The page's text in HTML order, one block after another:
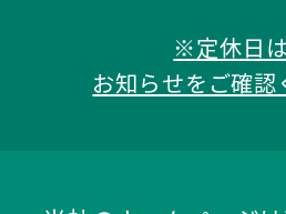
※定休日は
お知らせをご確認